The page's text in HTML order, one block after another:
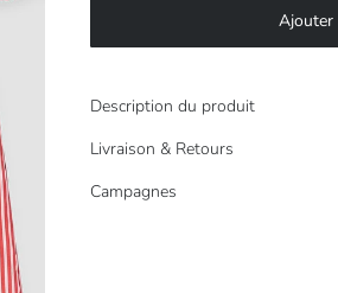
Ajouter
Description du produit
Livraison & Retours
Campagnes